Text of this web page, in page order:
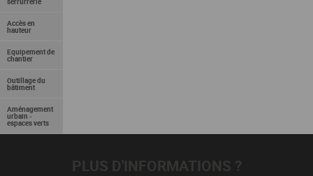
Accès en
hauteur
Equipement de
chantier
Outillage du
bâtiment
Aménagement
urbain -
espaces verts
PLUS D'INFORMATIONS ?